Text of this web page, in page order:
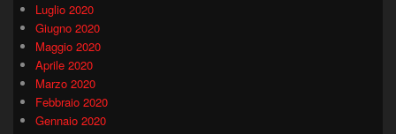
Luglio 2020
Giugno 2020
Maggio 2020
Aprile 2020
Marzo 2020
Febbraio 2020
Gennaio 2020